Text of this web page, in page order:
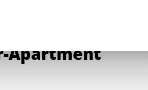
Apartment